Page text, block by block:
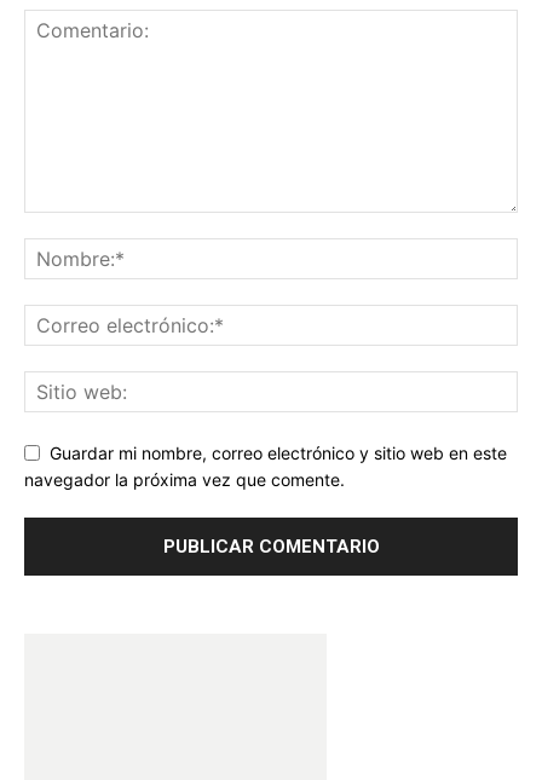
Guardar mi nombre, correo electrónico y sitio web en este
navegador la próxima vez que comente.